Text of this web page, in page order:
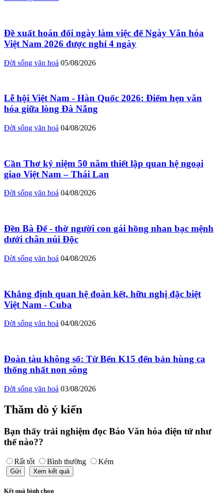
Đề xuất hoán đổi ngày làm việc để Ngày Văn hóa
Việt Nam 2026 được nghỉ 4 ngày
Đời sống văn hoá 05/08/2026
Lễ hội Việt Nam - Hàn Quốc 2026: Điểm hẹn văn
hóa giữa lòng Đà Nẵng
Đời sống văn hoá 04/08/2026
Cần Thơ kỷ niệm 50 năm thiết lập quan hệ ngoại
giao Việt Nam – Thái Lan
Đời sống văn hoá 04/08/2026
Đền Bà Đế - thờ người con gái hồng nhan bạc mệnh
dưới chân núi Độc
Đời sống văn hoá 04/08/2026
Khẳng định quan hệ đoàn kết, hữu nghị đặc biệt
Việt Nam - Cuba
Đời sống văn hoá 04/08/2026
Đoàn tàu không số: Từ Bến K15 đến bản hùng ca
thống nhất non sông
Đời sống văn hoá 03/08/2026
Thăm dò ý kiến
Bạn thấy trải nghiệm đọc Báo Văn hóa điện tử như
thế nào??
Rất tốt Bình thường Kém
Gửi Xem kết quả
Kết quả bình chọn